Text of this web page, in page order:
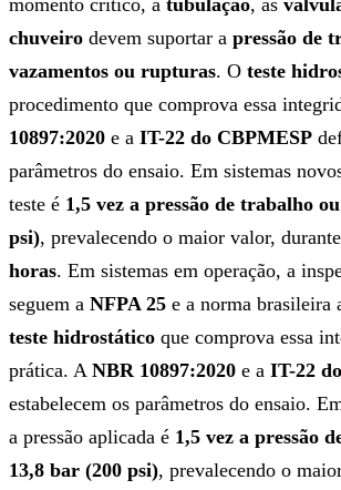
chuveiro devem suportar a pressão de
vazamentos ou rupturas. O teste
procedimento que comprova essa
10897:2020 e a IT-22 do CBPMESP
parâmetros do ensaio. Em sistemas
teste é 1,5 vez a pressão de trabalho
psi), prevalecendo o maior valor,
horas. Em sistemas em operação, a
seguem a NFPA 25 e a norma brasileira
teste hidrostático que comprova essa
prática. A NBR 10897:2020 e a IT-22
estabelecem os parâmetros do ensaio.
a pressão aplicada é 1,5 vez a pressão
13,8 bar (200 psi), prevalecendo o